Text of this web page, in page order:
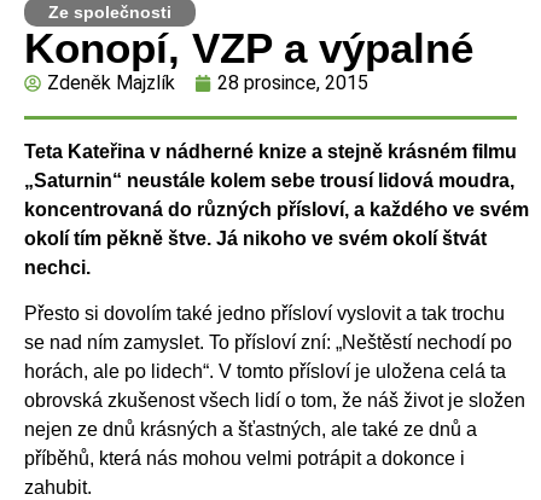
Ze společnosti
Konopí, VZP a výpalné
Zdeněk Majzlík 28 prosince, 2015
Teta Kateřina v nádherné knize a stejně krásném filmu
„Saturnin“ neustále kolem sebe trousí lidová moudra,
koncentrovaná do různých přísloví, a každého ve svém
okolí tím pěkně štve. Já nikoho ve svém okolí štvát
nechci.
Přesto si dovolím také jedno přísloví vyslovit a tak trochu
se nad ním zamyslet. To přísloví zní: „Neštěstí nechodí po
horách, ale po lidech“. V tomto přísloví je uložena celá ta
obrovská zkušenost všech lidí o tom, že náš život je složen
nejen ze dnů krásných a šťastných, ale také ze dnů a
příběhů, která nás mohou velmi potrápit a dokonce i
zahubit.